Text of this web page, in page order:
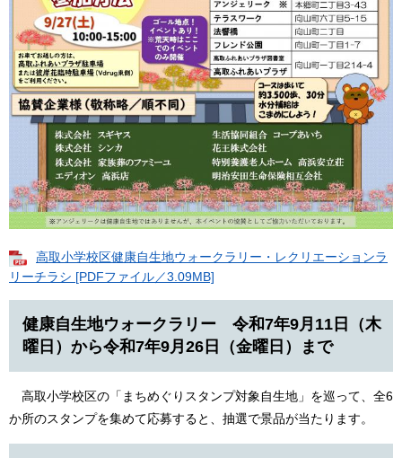
高取小学校区健康自生地ウォークラリー・レクリエーションラ
リーチラシ [PDFファイル／3.09MB]
健康自生地ウォークラリー 令和7年9月11日（木
曜日）から令和7年9月26日（金曜日）まで
高取小学校区の「まちめぐりスタンプ対象自生地」を巡って、全6
か所のスタンプを集めて応募すると、抽選で景品が当たります。